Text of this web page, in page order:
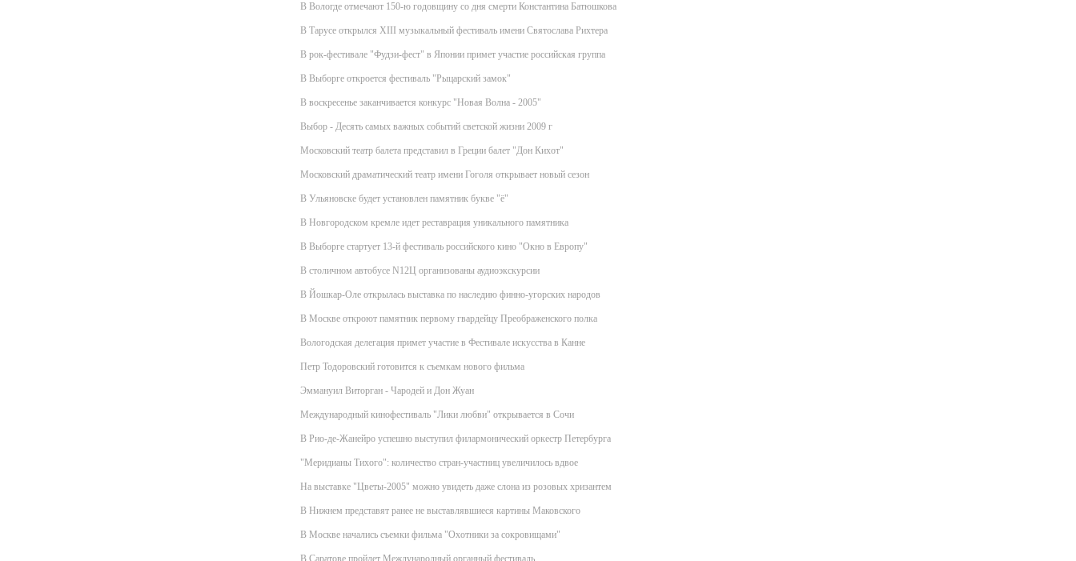
В Вологде отмечают 150-ю годовщину со дня смерти Константина Батюшкова
В Тарусе открылся XIII музыкальный фестиваль имени Святослава Рихтера
В рок-фестивале "Фудзи-фест" в Японии примет участие российская группа
В Выборге откроется фестиваль "Рыцарский замок"
В воскресенье заканчивается конкурс "Новая Волна - 2005"
Выбор - Десять самых важных событий светской жизни 2009 г
Московский театр балета представил в Греции балет "Дон Кихот"
Московский драматический театр имени Гоголя открывает новый сезон
В Ульяновске будет установлен памятник букве "ё"
В Новгородском кремле идет реставрация уникального памятника
В Выборге стартует 13-й фестиваль российского кино "Окно в Европу"
В столичном автобусе N12Ц организованы аудиоэкскурсии
В Йошкар-Оле открылась выставка по наследию финно-угорских народов
В Москве откроют памятник первому гвардейцу Преображенского полка
Вологодская делегация примет участие в Фестивале искусства в Канне
Петр Тодоровский готовится к съемкам нового фильма
Эммануил Виторган - Чародей и Дон Жуан
Международный кинофестиваль "Лики любви" открывается в Сочи
В Рио-де-Жанейро успешно выступил филармонический оркестр Петербурга
"Меридианы Тихого": количество стран-участниц увеличилось вдвое
На выставке "Цветы-2005" можно увидеть даже слона из розовых хризантем
В Нижнем представят ранее не выставлявшиеся картины Маковского
В Москве начались съемки фильма "Охотники за сокровищами"
В Саратове пройдет Международный органный фестиваль